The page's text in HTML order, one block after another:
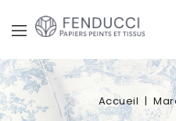
Accueil